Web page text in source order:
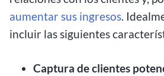
aumentar sus ingresos.
incluir las siguientes
Captura de clientes